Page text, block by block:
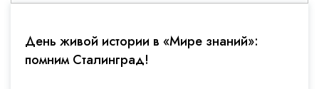
День живой истории в «Мире знаний»:
помним Сталинград!